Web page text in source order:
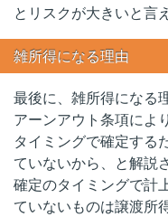
とリスクが大きいと言
雑所得になる理由
最後に、雑所得になる
アーンアウト条項によ
タイミングで確定する
ていないから、と解説
確定のタイミングで計
ていないものは譲渡所